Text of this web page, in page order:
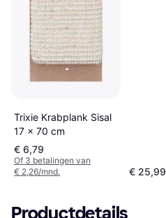
Trixie Krabplank Sisal
17 x 70 cm
€ 6,79
Of 3 betalingen van
€ 2,26/mnd.
€ 25,99
Productdetails